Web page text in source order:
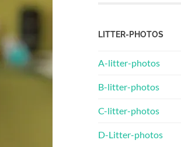
LITTER-PHOTOS
A-litter-photos
B-litter-photos
C-litter-photos
D-Litter-photos